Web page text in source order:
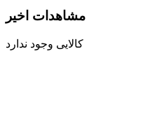
مشاهدات اخیر
کالایی وجود ندارد